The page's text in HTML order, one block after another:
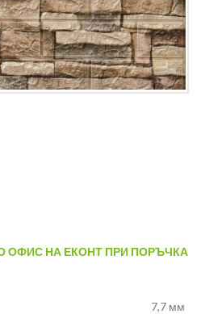
ОФИС НА ЕКОНТ ПРИ ПОРЪЧКА
7,7 мм